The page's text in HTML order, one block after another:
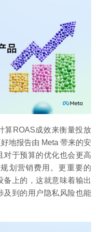
算ROAS成效来衡量投放
地报告由 Meta 带来的安
对于预算的优化也会更高
划营销费用。更重要的
备上的，这就意味着输出
及到的用户隐私风险也能